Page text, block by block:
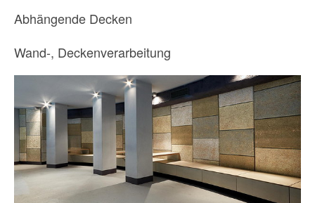
Abhängende Decken
Wand-, Deckenverarbeitung